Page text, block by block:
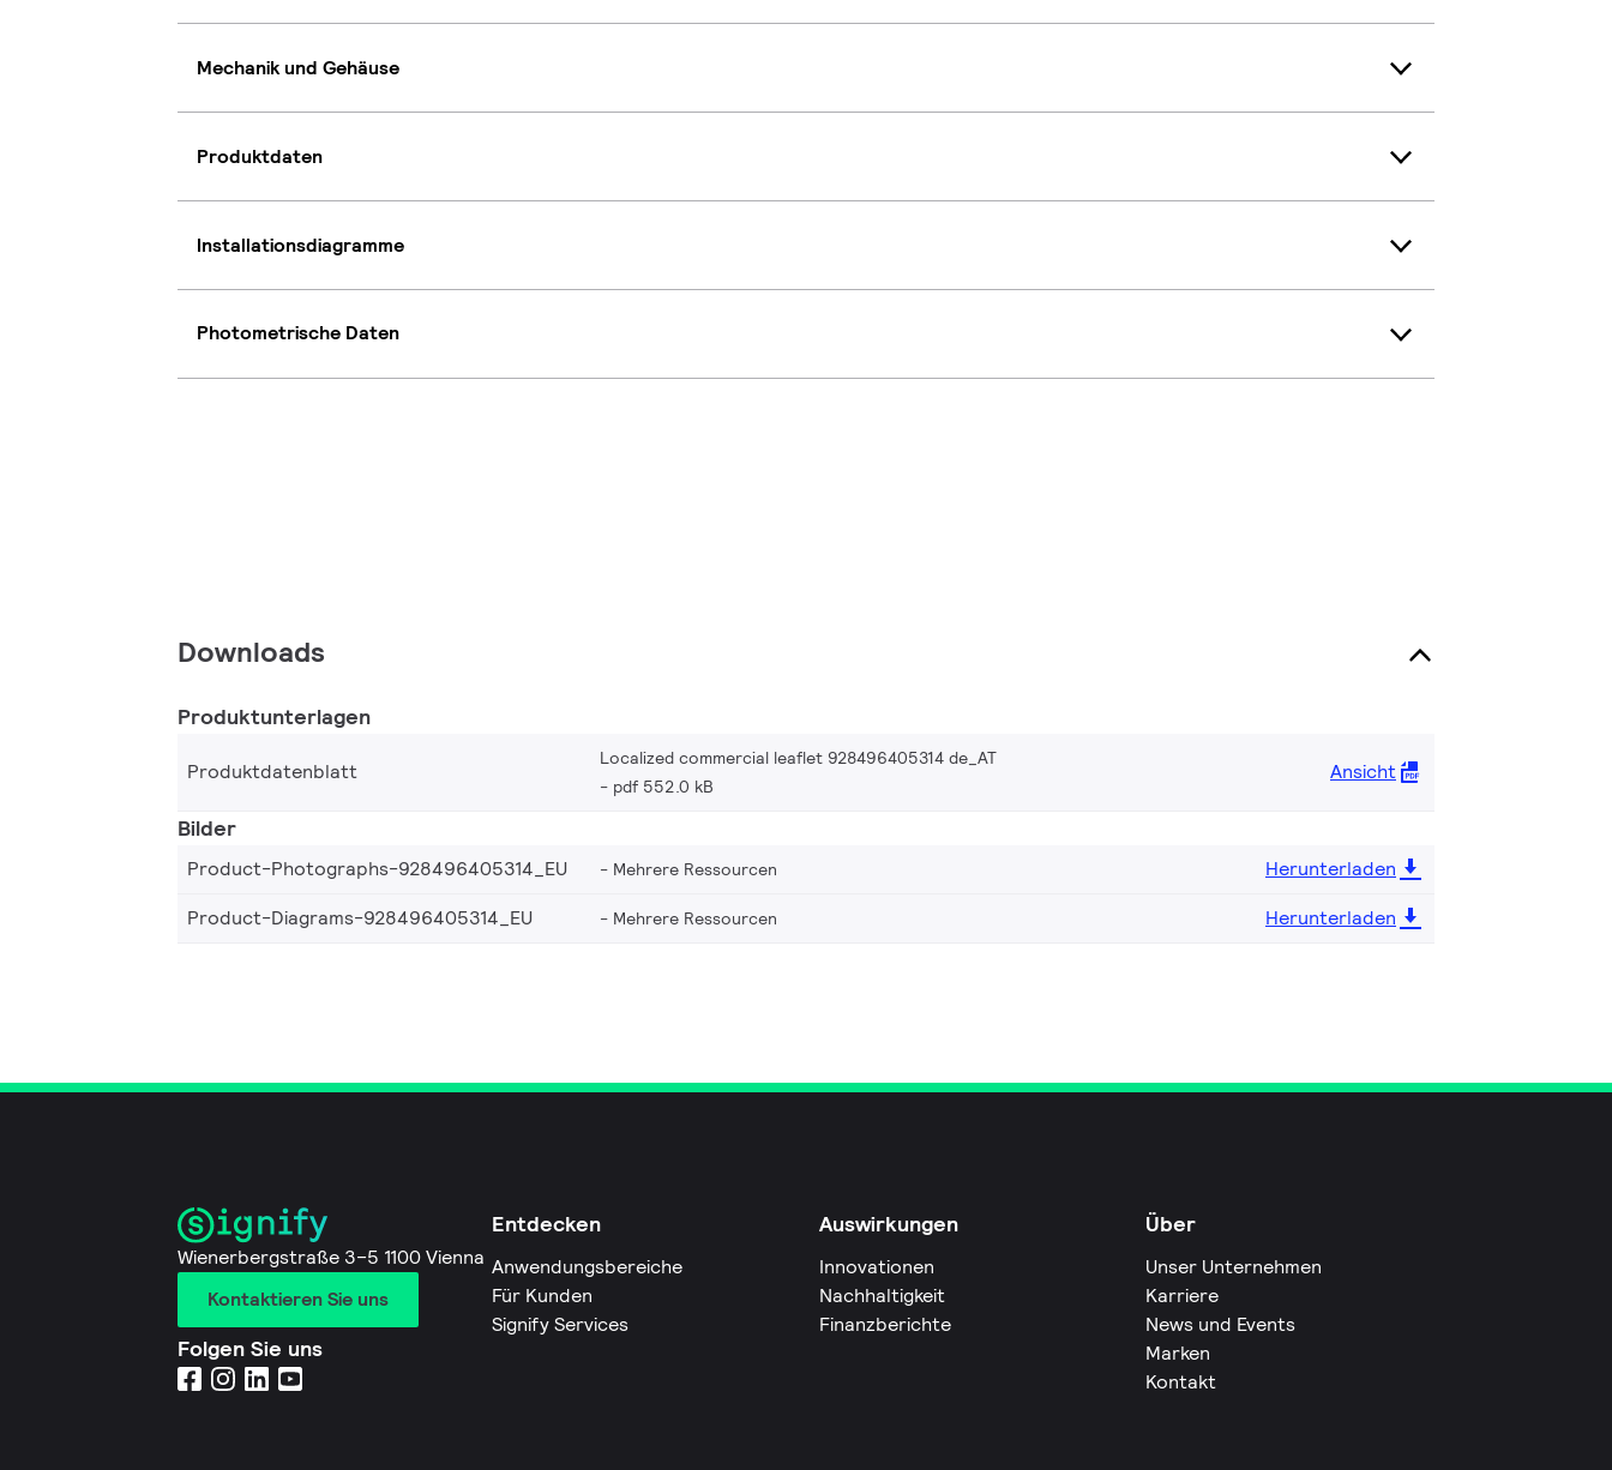
Mechanik und Gehäuse
Produktdaten
Installationsdiagramme
Photometrische Daten
Downloads
Produktunterlagen
Produktdatenblatt
Localized commercial leaflet 928496405314 de_AT
pdf 552.0 kB
Ansicht
Bilder
Product-Photographs-928496405314_EU Mehrere Ressourcen
Herunterladen
Product-Diagrams-928496405314_EU
Mehrere Ressourcen Herunterladen
Wienerbergstraße 3–5 1100 Vienna
Kontaktieren Sie uns
Folgen Sie uns
Entdecken
Anwendungsbereiche
Für Kunden
Signify Services
Auswirkungen
Innovationen
Nachhaltigkeit
Finanzberichte
Über
Unser Unternehmen
Karriere
News und Events
Marken
Kontakt